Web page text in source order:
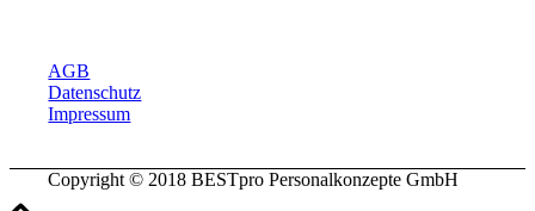
AGB
Datenschutz
Impressum
Copyright © 2018 BESTpro Personalkonzepte GmbH